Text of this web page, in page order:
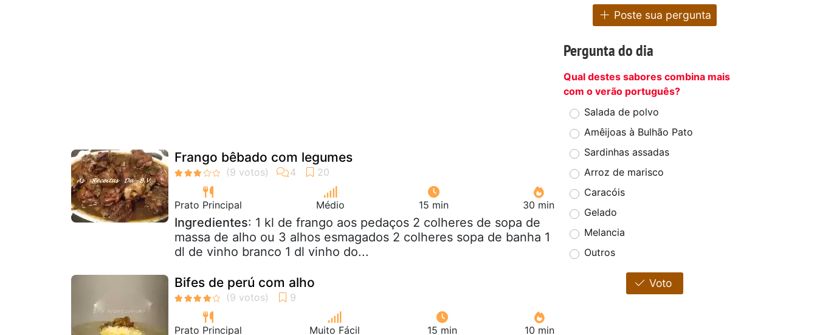
Frango bêbado com legumes
Prato Principal Médio 15 min 30 min
Ingredientes: 1 kl de frango aos pedaços 2 colheres de sopa de
massa de alho ou 3 alhos esmagados 2 colheres sopa de banha 1
dl de vinho branco 1 dl vinho do...
Bifes de perú com alho
Prato Principal Muito Fácil 15 min 10 min
Poste sua pergunta
Pergunta do dia
Qual destes sabores combina mais
com o verão português?
Salada de polvo
Amêijoas à Bulhão Pato
Sardinhas assadas
Arroz de marisco
Caracóis
Gelado
Melancia
Outros
Voto